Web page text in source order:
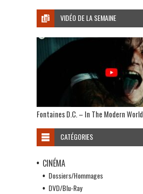
VIDÉO DE LA SEMAINE
Fontaines D.C. – In The Modern World
CATÉGORIES
CINÉMA
Dossiers/Hommages
DVD/Blu-Ray